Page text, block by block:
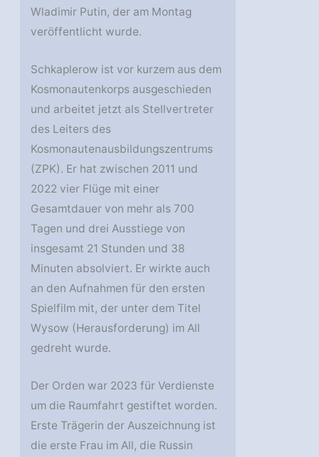
Wladimir Putin, der am Montag
veröffentlicht wurde.
Schkaplerow ist vor kurzem aus dem
Kosmonautenkorps ausgeschieden
und arbeitet jetzt als Stellvertreter
des Leiters des
Kosmonautenausbildungszentrums
(ZPK). Er hat zwischen 2011 und
2022 vier Flüge mit einer
Gesamtdauer von mehr als 700
Tagen und drei Ausstiege von
insgesamt 21 Stunden und 38
Minuten absolviert. Er wirkte auch
an den Aufnahmen für den ersten
Spielfilm mit, der unter dem Titel
Wysow (Herausforderung) im All
gedreht wurde.
Der Orden war 2023 für Verdienste
um die Raumfahrt gestiftet worden.
Erste Trägerin der Auszeichnung ist
die erste Frau im All, die Russin